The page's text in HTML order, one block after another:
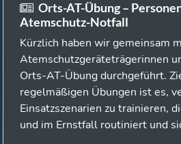
Orts-AT-Übung –
Atemschutz-Notfall
Kürzlich haben wir gemeinsam
Atemschutzgeräteträgerinnen
Orts-AT-Übung durchgeführt.
regelmäßigen Übungen ist es,
Einsatzszenarien zu trainieren,
und im Ernstfall routiniert und